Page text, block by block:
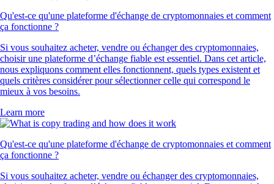
Qu'est-ce qu'une plateforme d'échange de cryptomonnaies et comment
ça fonctionne ?
Si vous souhaitez acheter, vendre ou échanger des cryptomonnaies,
choisir une plateforme d’échange fiable est essentiel. Dans cet article,
nous expliquons comment elles fonctionnent, quels types existent et
quels critères considérer pour sélectionner celle qui correspond le
mieux à vos besoins.
Learn more
Qu'est-ce qu'une plateforme d'échange de cryptomonnaies et comment
ça fonctionne ?
Si vous souhaitez acheter, vendre ou échanger des cryptomonnaies,